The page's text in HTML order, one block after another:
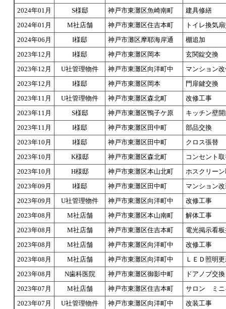
2024年01月
S様邸 神戸市東灘区魚崎南町
建具修繕
2024年01月
M社店舗 神戸市東灘区住吉本町
トイレ換気
2024年06月
I様邸 神戸市灘区摩耶海岸通
棚追加
2023年12月
I様邸 神戸市東灘区岡本
玄関錠交換
2023年12月
U社管理物件 神戸市東灘区向洋町中
マンション
2023年12月
I様邸 神戸市東灘区岡本
門扉鍵交換
2023年11月
U社管理物件 神戸市東灘区森北町
改修工事
2023年11月
S様邸 神戸市東灘区鴨子ケ原
キッチン壁
2023年11月
I様邸 神戸市東灘区田中町
部品交換
2023年10月
I様邸 神戸市東灘区田中町
クロス張替
2023年10月
K様邸 神戸市東灘区森北町
コンセント
2023年10月
H様邸 神戸市東灘区本山北町
ホスクリー
2023年09月
I様邸 神戸市東灘区田中町
マンション
2023年09月
U社管理物件 神戸市東灘区向洋町中
改修工事
2023年08月
M社店舗 神戸市東灘区本山南町
解体工事
2023年08月
M社店舗 神戸市東灘区住吉本町
電光掲示看
2023年08月
M社店舗 神戸市東灘区向洋町中
改修工事
2023年08月
M社店舗 神戸市東灘区向洋町中
ＬＥＤ照明
2023年08月
N歯科医院 神戸市東灘区御影中町
ドアノブ交換
2023年07月
M社店舗 神戸市東灘区住吉本町
サロン ミニ
2023年07月
U社管理物件 神戸市東灘区向洋町中
改装工事